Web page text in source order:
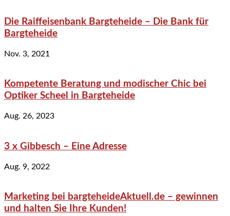
Die Raiffeisenbank Bargteheide – Die Bank für
Bargteheide
Nov. 3, 2021
Kompetente Beratung und modischer Chic bei
Optiker Scheel in Bargteheide
Aug. 26, 2023
3 x Gibbesch – Eine Adresse
Aug. 9, 2022
Marketing bei bargteheideAktuell.de – gewinnen
und halten Sie Ihre Kunden!